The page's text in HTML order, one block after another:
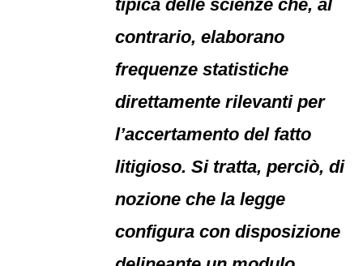
tipica delle scienze che, al
contrario, elaborano
frequenze statistiche
direttamente rilevanti per
l’accertamento del fatto
litigioso. Si tratta, perciò, di
nozione che la legge
configura con disposizione